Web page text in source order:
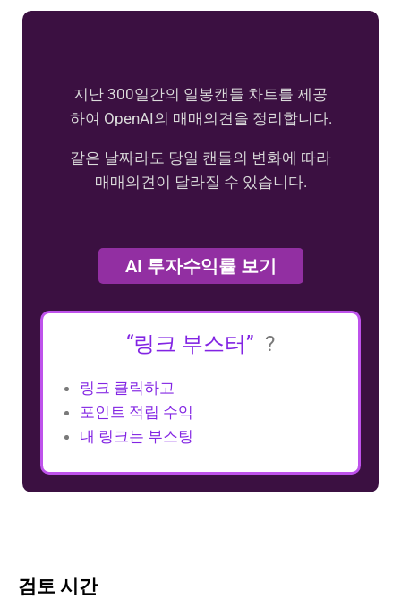
지난 300일간의 일봉캔들 차트를 제공
하여 OpenAI의 매매의견을 정리합니다.
같은 날짜라도 당일 캔들의 변화에 따라
매매의견이 달라질 수 있습니다.
AI 투자수익률 보기
“링크 부스터” ?
링크 클릭하고
포인트 적립 수익
내 링크는 부스팅
검토 시간